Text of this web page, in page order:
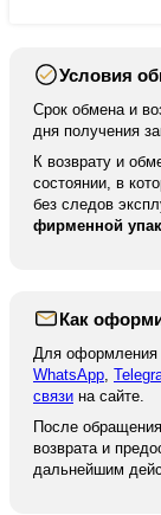
После
отслеживания
отследить
Условия
Срок обмена и
дня получения
К возврату и
состоянии, в
без следов
фирменной
Как
Для оформления
WhatsApp,
связи на сайте.
После
возврата и
дальнейшим